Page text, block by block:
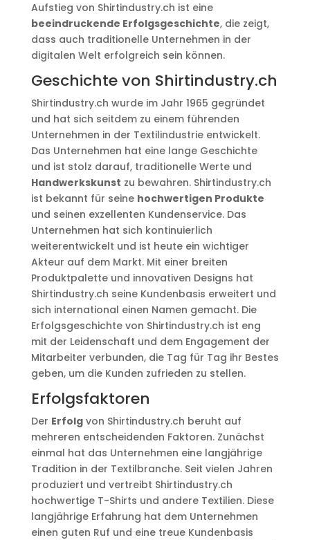
Aufstieg von Shirtindustry.ch ist eine
beeindruckende Erfolgsgeschichte, die zeigt,
dass auch traditionelle Unternehmen in der
digitalen Welt erfolgreich sein können.
Geschichte von Shirtindustry.ch
Shirtindustry.ch wurde im Jahr 1965 gegründet
und hat sich seitdem zu einem führenden
Unternehmen in der Textilindustrie entwickelt.
Das Unternehmen hat eine lange Geschichte
und ist stolz darauf, traditionelle Werte und
Handwerkskunst zu bewahren. Shirtindustry.ch
ist bekannt für seine hochwertigen Produkte
und seinen exzellenten Kundenservice. Das
Unternehmen hat sich kontinuierlich
weiterentwickelt und ist heute ein wichtiger
Akteur auf dem Markt. Mit einer breiten
Produktpalette und innovativen Designs hat
Shirtindustry.ch seine Kundenbasis erweitert und
sich international einen Namen gemacht. Die
Erfolgsgeschichte von Shirtindustry.ch ist eng
mit der Leidenschaft und dem Engagement der
Mitarbeiter verbunden, die Tag für Tag ihr Bestes
geben, um die Kunden zufrieden zu stellen.
Erfolgsfaktoren
Der Erfolgvon Shirtindustry.ch beruht auf
mehreren entscheidenden Faktoren. Zunächst
einmal hat das Unternehmen eine langjährige
Tradition in der Textilbranche. Seit vielen Jahren
produziert und vertreibt Shirtindustry.ch
hochwertige T-Shirts und andere Textilien. Diese
langjährige Erfahrung hat dem Unternehmen
einen guten Ruf und eine treue Kundenbasis